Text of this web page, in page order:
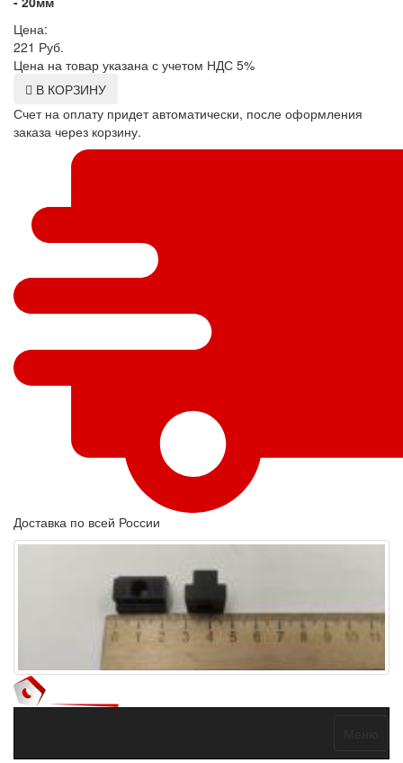
Цена:
221 Руб.
Цена на товар указана с учетом НДС 5%
В КОРЗИНУ
Счет на оплату придет автоматически, после оформления
заказа через корзину.
Доставка по всей России